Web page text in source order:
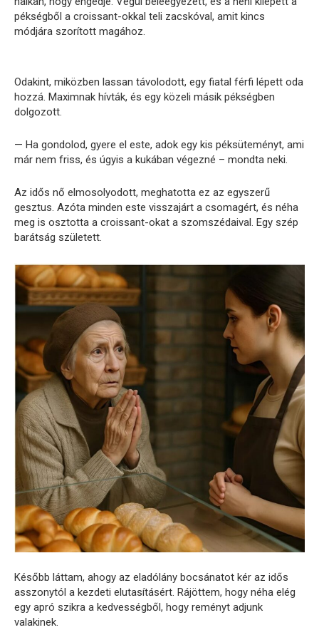
pékségből a croissant-okkal teli zacskóval, amit kincs
módjára szorított magához.
Odakint, miközben lassan távolodott, egy fiatal férfi lépett oda
hozzá. Maximnak hívták, és egy közeli másik pékségben
dolgozott.
— Ha gondolod, gyere el este, adok egy kis péksüteményt, ami
már nem friss, és úgyis a kukában végezné – mondta neki.
Az idős nő elmosolyodott, meghatotta ez az egyszerű
gesztus. Azóta minden este visszajárt a csomagért, és néha
meg is osztotta a croissant-okat a szomszédaival. Egy szép
barátság született.
Később láttam, ahogy az eladólány bocsánatot kér az idős
asszonytól a kezdeti elutasításért. Rájöttem, hogy néha elég
egy apró szikra a kedvességből, hogy reményt adjunk
valakinek.